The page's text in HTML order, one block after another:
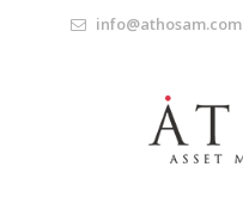
info@athosam.com